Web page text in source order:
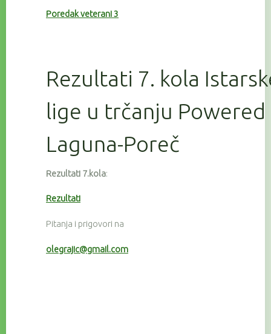
Poredak veterani 3
Rezultati 7. kola
lige u trčanju Powered
Laguna-Poreč
Rezultati 7.kola:
Rezultati
Pitanja i prigovori na
olegrajic@gmail.com